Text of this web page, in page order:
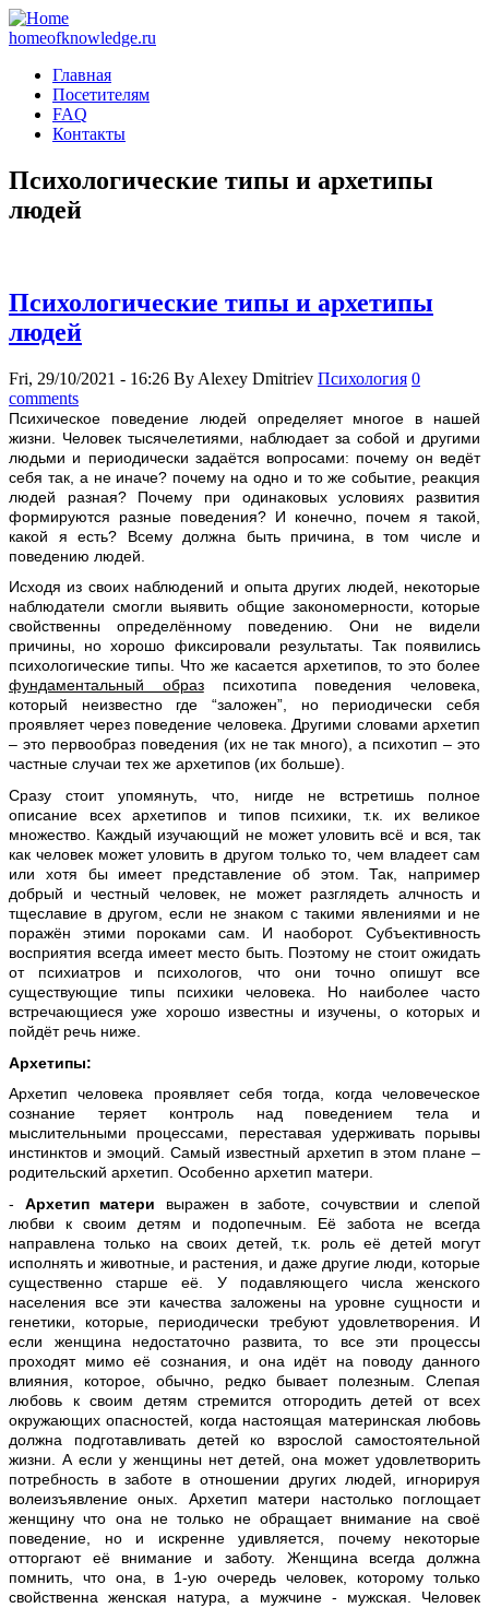
homeofknowledge.ru
Главная
Посетителям
FAQ
Контакты
Психологические типы и архетипы
людей
Психологические типы и архетипы
людей
Fri, 29/10/2021 - 16:26 By Alexey Dmitriev Психология 0
comments
Псиxическое поведение людей определяет многое в нашей
жизни. Человек тысячелетиями, наблюдает за собой и другими
людьми и периодически задаётся вопросами: почему он ведёт
себя так, а не иначе? почему на одно и то же событие, реакция
людей разная? Почему при одинаковых условиях развития
формируются разные поведения? И конечно, почем я такой,
какой я есть? Всему должна быть причина, в том числе и
поведению людей.
Исходя из своих наблюдений и опыта других людей, некоторые
наблюдатели смогли выявить общие закономерности, которые
свойственны определённому поведению. Они не видели
причины, но хорошо фиксировали результаты. Так появились
психологические типы. Что же касается архетипов, то это более
фундаментальный образпсихотипа поведения человека,
который неизвестно где “заложен”, но периодически себя
проявляет через поведение человека. Другими словами архетип
– это первообраз поведения (их не так много), а психотип – это
частные случаи тех же архетипов (их больше).
Сразу стоит упомянуть, что, нигде не встретишь полное
описание всех архетипов и типов психики, т.к. их великое
множество. Каждый изучающий не может уловить всё и вся, так
как человек может уловить в другом только то, чем владеет сам
или хотя бы имеет представление об этом. Так, например
добрый и честный человек, не может разглядеть алчность и
тщеславие в другом, если не знаком с такими явлениями и не
поражён этими пороками сам. И наоборот. Субъективность
восприятия всегда имеет место быть. Поэтому не стоит ожидать
от психиатров и психологов, что они точно опишут все
существующие типы психики человека. Но наиболее часто
встречающиеся уже хорошо известны и изучены, о которых и
пойдёт речь ниже.
Архетипы:
Архетип человека проявляет себя тогда, когда человеческое
сознание теряет контроль над поведением тела и
мыслительными процессами, переставая удерживать порывы
инстинктов и эмоций. Самый известный архетип в этом плане –
родительский архетип. Особенно архетип матери.
- Архетип матери выражен в заботе, сочувствии и слепой
любви к своим детям и подопечным. Её забота не всегда
направлена только на своих детей, т.к. роль её детей могут
исполнять и животные, и растения, и даже другие люди, которые
существенно старше её. У подавляющего числа женского
населения все эти качества заложены на уровне сущности и
генетики, которые, периодически требуют удовлетворения. И
если женщина недостаточно развита, то все эти процессы
проходят мимо её сознания, и она идёт на поводу данного
влияния, которое, обычно, редко бывает полезным. Слепая
любовь к своим детям стремится отгородить детей от всех
окружающих опасностей, когда настоящая материнская любовь
должна подготавливать детей ко взрослой самостоятельной
жизни. А если у женщины нет детей, она может удовлетворить
потребность в заботе в отношении других людей, игнорируя
волеизъявление оных. Архетип матери настолько поглощает
женщину что она не только не обращает внимание на своё
поведение, но и искренне удивляется, почему некоторые
отторгают её внимание и заботу. Женщина всегда должна
помнить, что она, в 1-ую очередь человек, которому только
свойственна женская натура, а мужчине - мужская. Человек